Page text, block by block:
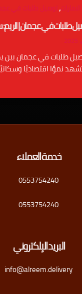
,توصيل طلبات في
طلبات في عجمان |
طلبات في عجمان بين
نموًا اقتصاديًا
خدمة العملاء
0553754240
0553754240
البريد الإلكتروني
info@alreem.delivery